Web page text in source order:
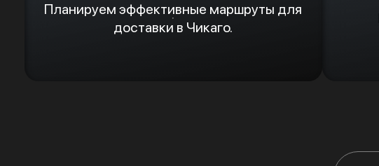
Планируем эффективные маршруты для
доставки в Чикаго.